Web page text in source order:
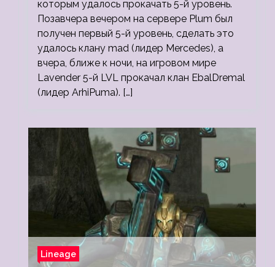
которым удалось прокачать 5-й уровень.
Позавчера вечером на сервере Plum был
получен первый 5-й уровень, сделать это
удалось клану mad (лидер Mercedes), а
вчера, ближе к ночи, на игровом мире
Lavender 5-й LVL прокачал клан EbalDremal
(лидер ArhiPuma). […]
Lineage